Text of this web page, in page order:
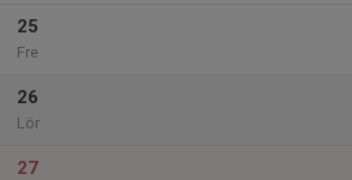
25
Fre
26
Lör
27